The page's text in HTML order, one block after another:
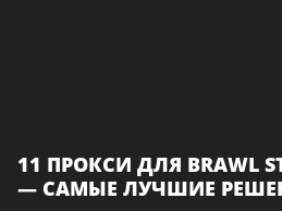
11 ПРОКСИ ДЛЯ BRAWL
— САМЫЕ ЛУЧШИЕ